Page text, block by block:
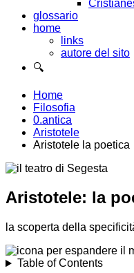
glossario
home
links
autore del sito
🔍
Home
Filosofia
0.antica
Aristotele
Aristotele la poetica
Aristotele: la
la scoperta della
Table of Contents